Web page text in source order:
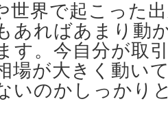
世界で起こった
あればあまり動
す。今自分が取
場が大きく動い
いのかしっかり